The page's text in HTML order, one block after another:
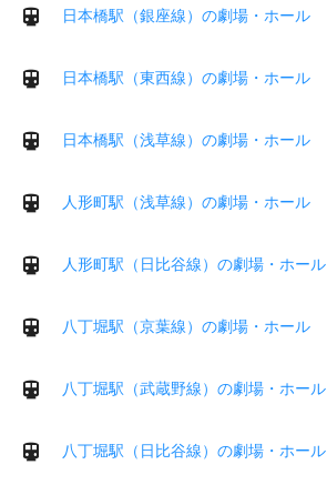
日本橋駅（銀座線）の劇場・ホール
日本橋駅（東西線）の劇場・ホール
日本橋駅（浅草線）の劇場・ホール
人形町駅（浅草線）の劇場・ホール
人形町駅（日比谷線）の劇場・ホール
八丁堀駅（京葉線）の劇場・ホール
八丁堀駅（武蔵野線）の劇場・ホール
八丁堀駅（日比谷線）の劇場・ホール